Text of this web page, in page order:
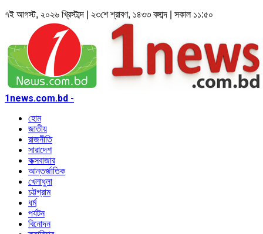
৭ই আগস্ট, ২০২৬ খ্রিস্টাব্দ | ২৩শে শ্রাবণ, ১৪৩৩ বঙ্গাব্দ | সকাল ১১:৫০
1news.com.bd -
হোম
জাতীয়
রাজনীতি
সারাদেশ
কক্সবাজার
আন্তর্জাতিক
খেলাধুলা
চট্টগ্রাম
ধর্ম
পর্যটন
বিনোদন